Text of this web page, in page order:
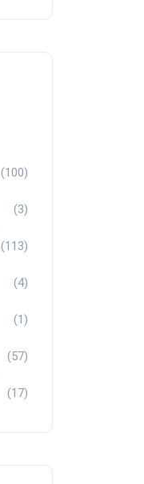
(100)
(3)
(113)
(4)
(1)
(57)
(17)